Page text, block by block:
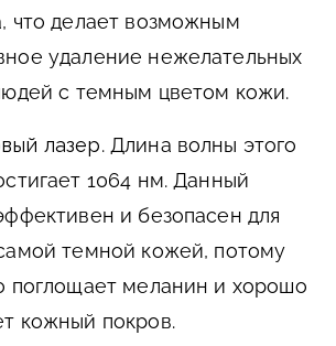
что делает возможным
удаление нежелательных
с темным цветом кожи.
лазер. Длина волны этого
1064 нм. Данный
и безопасен для
темной кожей, потому
поглощает меланин и хорошо
кожный покров.